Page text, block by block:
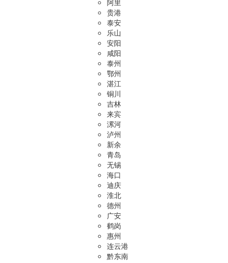
阿里
贵港
泰安
乐山
安阳
咸阳
泰州
鄂州
湛江
铜川
吉林
来宾
漯河
泸州
新余
青岛
无锡
海口
迪庆
淮北
德州
广安
鹤岗
惠州
连云港
黔东南